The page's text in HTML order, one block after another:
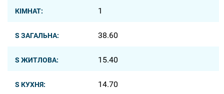
КІМНАТ: 1
S ЗАГАЛЬНА: 38.60
S ЖИТЛОВА: 15.40
S КУХНЯ: 14.70